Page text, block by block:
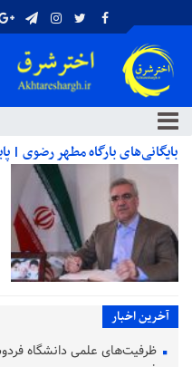
بایگانی‌های بارگاه مطهر رضوی |
آخرین اخبار
ظرفیت‌های علمی دانشگاه